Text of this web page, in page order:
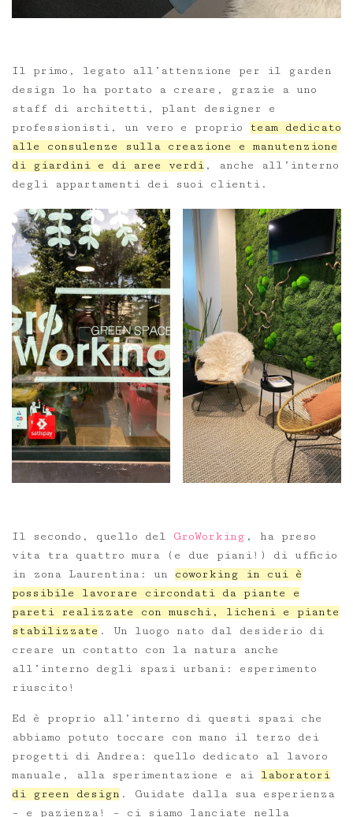
Il primo, legato all’attenzione per il garden
design lo ha portato a creare, grazie a uno
staff di architetti, plant designer e
professionisti, un vero e proprio team dedicato
alle consulenze sulla creazione e manutenzione
di giardini e di aree verdi , anche all’interno
degli appartamenti dei suoi clienti.
Il secondo, quello del GroWorking , ha preso
vita tra quattro mura (e due piani!) di ufficio
in zona Laurentina: un coworking in cui è
possibile lavorare circondati da piante e
pareti realizzate con muschi, licheni e piante
stabilizzate . Un luogo nato dal desiderio di
creare un contatto con la natura anche
all’interno degli spazi urbani: esperimento
riuscito!
Ed è proprio all’interno di questi spazi che
abbiamo potuto toccare con mano il terzo dei
progetti di Andrea: quello dedicato al lavoro
manuale, alla sperimentazione e ai laboratori
di green design . Guidate dalla sua esperienza
– e pazienza! – ci siamo lanciate nella